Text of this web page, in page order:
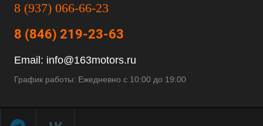
8 (937) 066-66-23
8 (846) 219-23-63
Email: info@163motors.ru
График работы: Ежедневно с 10:00 до 19:00